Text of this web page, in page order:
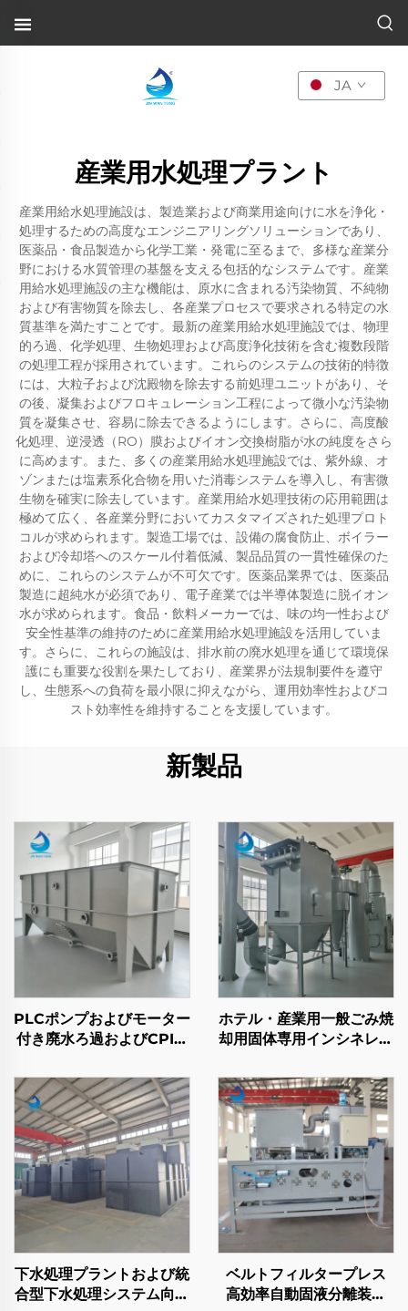
JA
産業用水処理プラント
産業用給水処理施設は、製造業および商業用途向けに水を浄化・
処理するための高度なエンジニアリングソリューションであり、
医薬品・食品製造から化学工業・発電に至るまで、多様な産業分
野における水質管理の基盤を支える包括的なシステムです。産業
用給水処理施設の主な機能は、原水に含まれる汚染物質、不純物
および有害物質を除去し、各産業プロセスで要求される特定の水
質基準を満たすことです。最新の産業用給水処理施設では、物理
的ろ過、化学処理、生物処理および高度浄化技術を含む複数段階
の処理工程が採用されています。これらのシステムの技術的特徴
には、大粒子および沈殿物を除去する前処理ユニットがあり、そ
の後、凝集およびフロキュレーション工程によって微小な汚染物
質を凝集させ、容易に除去できるようにします。さらに、高度酸
化処理、逆浸透（RO）膜およびイオン交換樹脂が水の純度をさら
に高めます。また、多くの産業用給水処理施設では、紫外線、オ
ゾンまたは塩素系化合物を用いた消毒システムを導入し、有害微
生物を確実に除去しています。産業用給水処理技術の応用範囲は
極めて広く、各産業分野においてカスタマイズされた処理プロト
コルが求められます。製造工場では、設備の腐食防止、ボイラー
および冷却塔へのスケール付着低減、製品品質の一貫性確保のた
めに、これらのシステムが不可欠です。医薬品業界では、医薬品
製造に超純水が必須であり、電子産業では半導体製造に脱イオン
水が求められます。食品・飲料メーカーでは、味の均一性および
安全性基準の維持のために産業用給水処理施設を活用していま
す。さらに、これらの施設は、排水前の廃水処理を通じて環境保
護にも重要な役割を果たしており、産業界が法規制要件を遵守
し、生態系への負荷を最小限に抑えながら、運用効率性およびコ
スト効率性を維持することを支援しています。
新製品
PLCポンプおよびモーター
付き廃水ろ過およびCPI油
ホテル・産業用一般ごみ焼
却用固体専用インシネレー
下水処理プラントおよび統
合型下水処理システム向け
ベルトフィルタープレス
高効率自動固液分離装置